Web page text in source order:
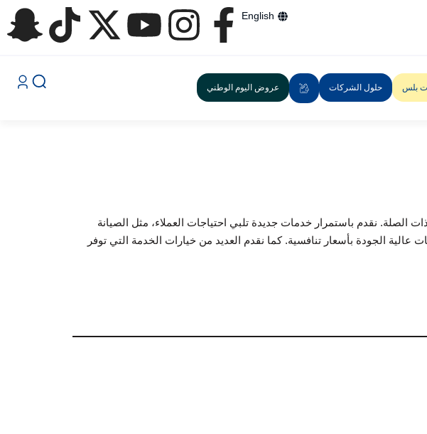
English
بلس حلول الشركات عروض اليوم الوطني
الصلة. نقدم باستمرار خدمات جديدة تلبي احتياجات العملاء، مثل الصيانة
نحن نتمتع بخبرة تزيد عن 20 عامًا ونوفر دائمًا منتجات عالية الجودة بأسعار تنافسية. كما نقدم العديد من خيارات الخدمة التي توفر